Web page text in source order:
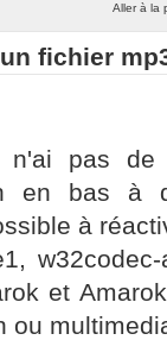
Aller à la
fichier
n'ai pas
en bas à
à
et
ou